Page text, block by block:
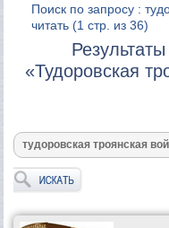
Поиск по запросу :
читать (1 стр. из 36)
«Тудоровская